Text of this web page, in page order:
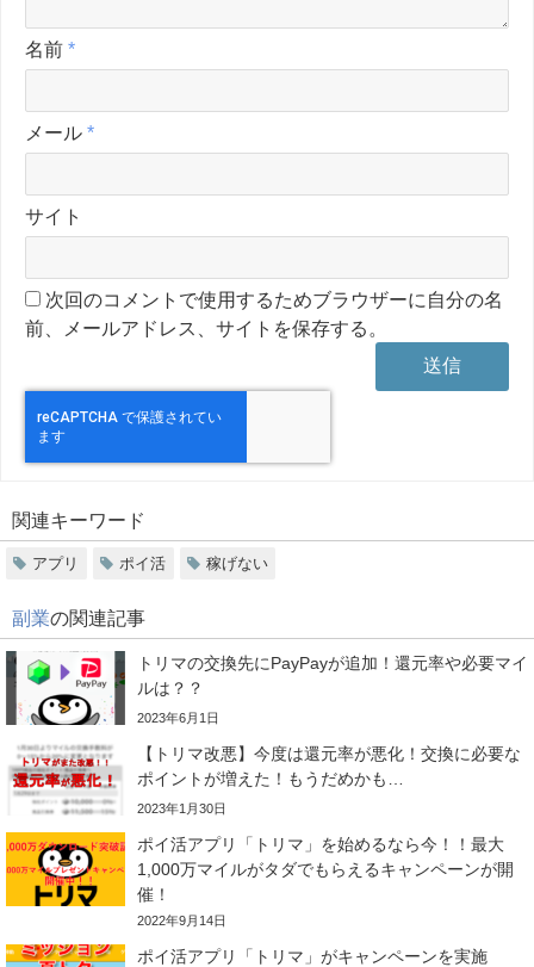
名前 *
メール *
サイト
次回のコメントで使用するためブラウザーに自分の名
前、メールアドレス、サイトを保存する。
関連キーワード
アプリ ポイ活 稼げない
副業の関連記事
トリマの交換先にPayPayが追加！還元率や必要マイ
ルは？？
2023年6月1日
【トリマ改悪】今度は還元率が悪化！交換に必要な
ポイントが増えた！もうだめかも…
2023年1月30日
ポイ活アプリ「トリマ」を始めるなら今！！最大
1,000万マイルがタダでもらえるキャンペーンが開
催！
2022年9月14日
ポイ活アプリ「トリマ」がキャンペーンを実施